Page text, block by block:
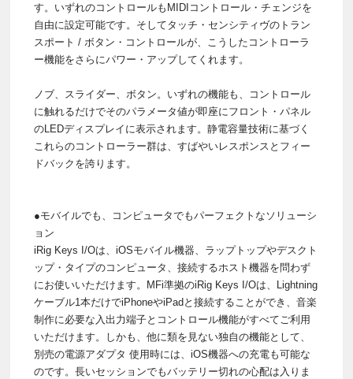
す。いずれのコントロールもMIDIコントロール・チェンジを
自由に設定可能です。そしてタッチ・センシティヴのトラン
スポート / ボタン・コントロールが、こうしたコントローラ
ー機能をさらにパワー・アップしてくれます。
ノブ、スライダー、ボタン。いずれの機能も、コントロール
に触れるだけでそのパラメータ値が即座にフロント・パネル
のLEDディスプレイに表示されます。静電容量技術に基づく
これらのコントローラー群は、すばやいレスポンスとフィー
ドバックを誇ります。
●モバイルでも、コンピュータでもパーフェクトなソリューシ
ョン
iRig Keys I/Oは、iOSモバイル機器、ラップトップやデスクト
ップ・タイプのコンピュータ、接続するホスト機器を問わず
にお使いいただけます。MFi準拠のiRig Keys I/Oは、Lightning
ケーブル1本だけでiPhoneやiPadと接続することができ、音楽
制作に必要な入出力端子とコントロール機能がすべてご利用
いただけます。しかも、他に類を見ない独自の機能として、
別売の電源アダプタ 使用時には、iOS機器への充電も可能な
のです。長いセッションでもバッテリー切れの心配は入りま